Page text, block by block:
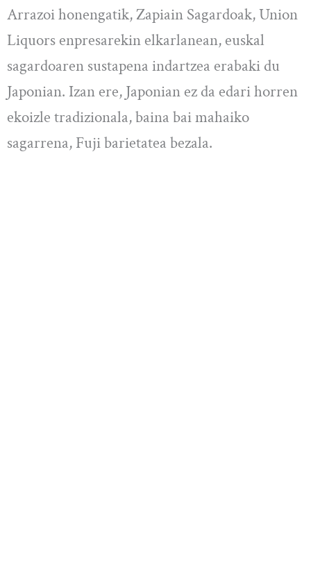
Arrazoi honengatik, Zapiain Sagardoak, Union
Liquors enpresarekin elkarlanean, euskal
sagardoaren sustapena indartzea erabaki du
Japonian. Izan ere, Japonian ez da edari horren
ekoizle tradizionala, baina bai mahaiko
sagarrena, Fuji barietatea bezala.